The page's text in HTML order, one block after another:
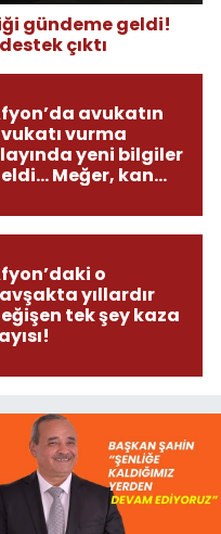
gündeme geldi!
çıktı
avukatın
vurma
yeni bilgiler
Meğer, kan
o
yıllardır
tek şey kaza